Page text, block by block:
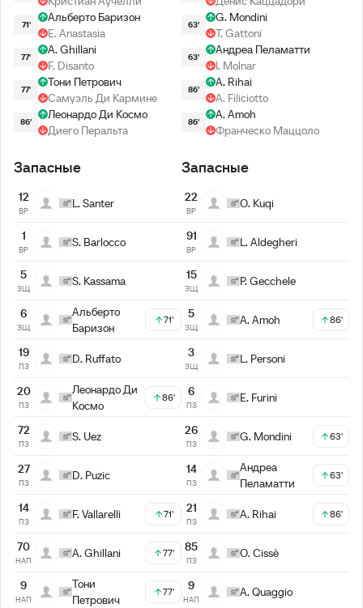
71'
Альберто Баризон
E. Anastasia
77'
A. Ghillani
F. Disanto
77'
Тони Петрович
Самуэль Ди Кармине
86'
Леонардо Ди Космо
Диего Перальта
63'
G. Mondini
T. Gattoni
63'
Андреа Пеламатти
I. Molnar
86'
A. Rihai
A. Filiciotto
86'
A. Amoh
Франческо Маццоло
Запасные
12
ВР
L. Santer
1
ВР
S. Barlocco
5
ЗЩ
S. Kassama
6
ЗЩ
Альберто
Баризон
71'
19
ПЗ
D. Ruffato
20
ПЗ
Леонардо Ди
Космо
86'
72
ПЗ
S. Uez
27
ПЗ
D. Puzic
14
ПЗ
F. Vallarelli 71'
70
НАП
A. Ghillani 77'
9
НАП
Тони
Петрович
77'
Запасные
22
ВР
O. Kuqi
91
ВР
L. Aldegheri
15
ЗЩ
P. Gecchele
5
ЗЩ
A. Amoh 86'
3
ЗЩ
L. Personi
6
ПЗ
E. Furini
26
ПЗ
G. Mondini 63'
14
ПЗ
Андреа
Пеламатти
63'
21
ПЗ
A. Rihai 86'
85
ПЗ
O. Cissè
9
НАП
A. Quaggio